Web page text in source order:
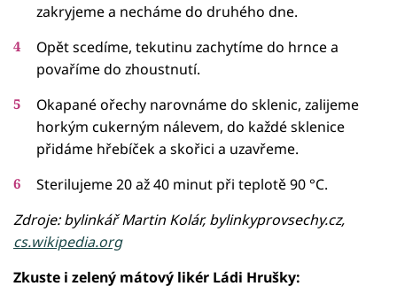
zakryjeme a necháme do druhého dne.
Opět scedíme, tekutinu zachytíme do hrnce a
povaříme do zhoustnutí.
Okapané ořechy narovnáme do sklenic, zalijeme
horkým cukerným nálevem, do každé sklenice
přidáme hřebíček a skořici a uzavřeme.
Sterilujeme 20 až 40 minut při teplotě 90 °C.
Zdroje: bylinkář Martin Kolár, bylinkyprovsechy.cz,
cs.wikipedia.org
Zkuste i zelený mátový likér Ládi Hrušky: